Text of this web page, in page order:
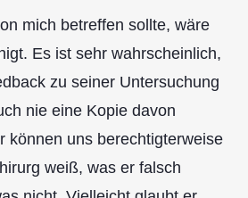
mich betreffen sollte, wäre
Es ist sehr wahrscheinlich,
zu seiner Untersuchung
nie eine Kopie davon
können uns berechtigterweise
weiß, was er falsch